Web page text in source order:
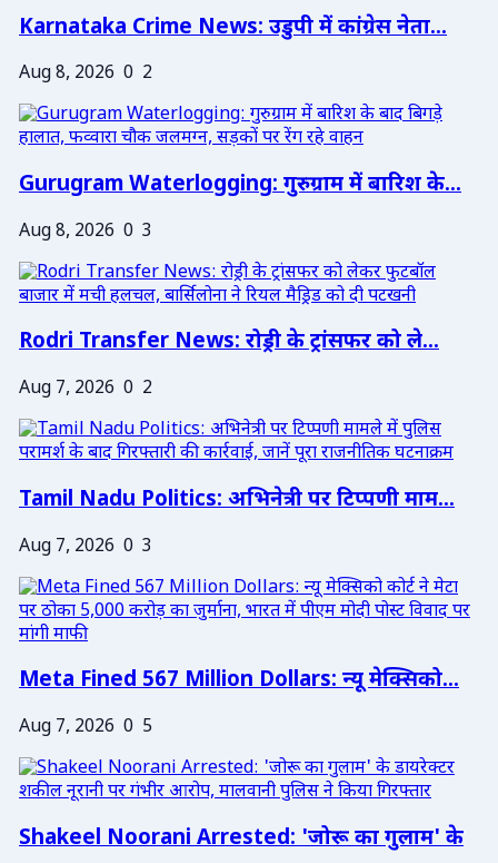
Karnataka Crime News: उडुपी में कांग्रेस नेता...
Aug 8, 2026 0 2
Gurugram Waterlogging: गुरुग्राम में बारिश के...
Aug 8, 2026 0 3
Rodri Transfer News: रोड्री के ट्रांसफर को ले...
Aug 7, 2026 0 2
Tamil Nadu Politics: अभिनेत्री पर टिप्पणी माम...
Aug 7, 2026 0 3
Meta Fined 567 Million Dollars: न्यू मेक्सिको...
Aug 7, 2026 0 5
Shakeel Noorani Arrested: 'जोरू का गुलाम' के